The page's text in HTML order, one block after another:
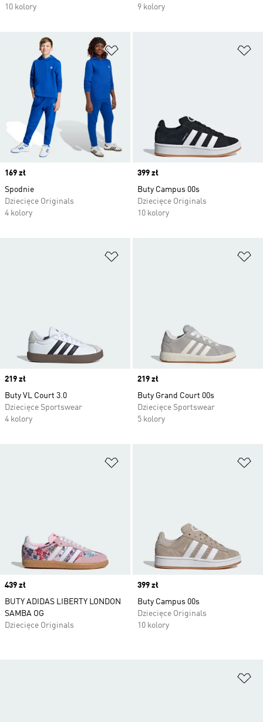
10 kolory
9 kolory
Price
169 zł
Spodnie
Dziecięce Originals
4 kolory
Price
399 zł
Buty Campus 00s
Dziecięce Originals
10 kolory
Price
219 zł
Buty VL Court 3.0
Dziecięce Sportswear
4 kolory
Price
219 zł
Buty Grand Court 00s
Dziecięce Sportswear
5 kolory
Price
439 zł
BUTY ADIDAS LIBERTY LONDON
SAMBA OG
Dziecięce Originals
Price
399 zł
Buty Campus 00s
Dziecięce Originals
10 kolory